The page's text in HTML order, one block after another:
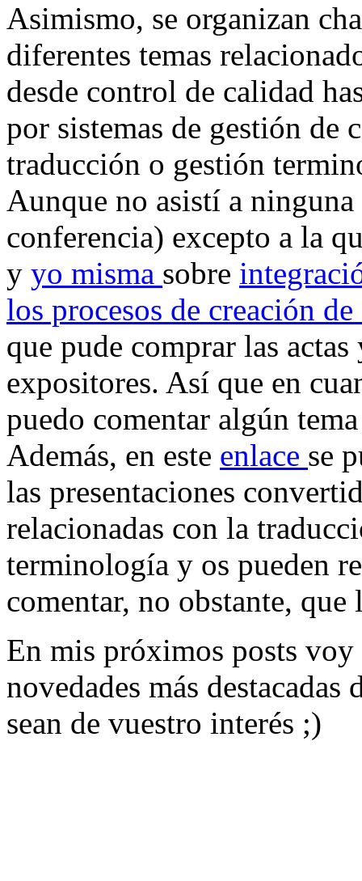
Asimismo, se organizan
diferentes temas
desde control de calidad
por sistemas de gestión de
traducción o gestión
Aunque no asistí a
conferencia) excepto a la
y yo misma sobre
los procesos de creación
que pude comprar las
expositores. Así que en
puedo comentar algún
Además, en este enlace se
las presentaciones
relacionadas con la
terminología y os pueden
comentar, no obstante,
En mis próximos posts voy
novedades más
sean de vuestro interés ;)